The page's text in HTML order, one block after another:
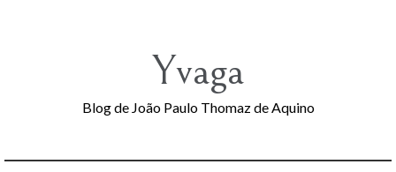
Yvaga
Blog de João Paulo Thomaz de Aquino